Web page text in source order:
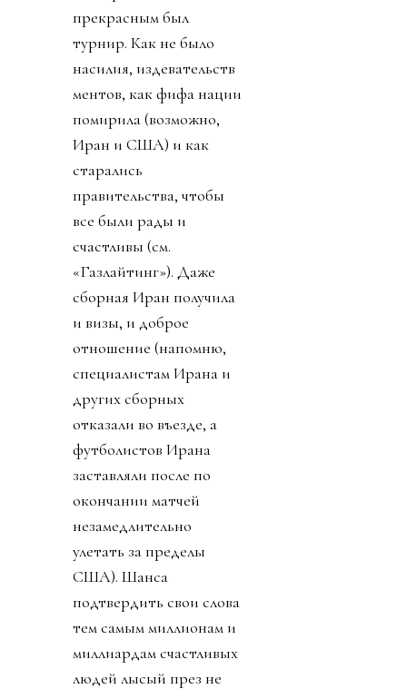
прекрасным был
турнир. Как не было
насилия, издевательств
ментов, как фифа нации
помирила (возможно,
Иран и США) и как
старались
правительства, чтобы
все были рады и
счастливы (см.
«Газлайтинг»). Даже
сборная Иран получила
и визы, и доброе
отношение (напомню,
специалистам Ирана и
других сборных
отказали во въезде, а
футболистов Ирана
заставляли после по
окончании матчей
незамедлительно
улетать за пределы
США). Шанса
подтвердить свои слова
тем самым миллионам и
миллиардам счастливых
людей лысый през не